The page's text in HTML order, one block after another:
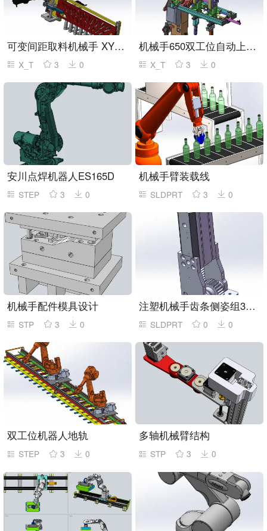
可变间距取料机械手 XY排片机构
X_T 3 0
机械手650双工位自动上下料机
X_T 3 0
安川点焊机器人ES165D
STEP 3 0
机械手臂装载线
SLDPRT 3 0
机械手配件模具设计
STP 3 0
注塑机械手齿条侧姿组32-40模型
SLDPRT 0 0
双工位机器人地轨
STEP 3 0
多轴机械臂结构
STP 3 0